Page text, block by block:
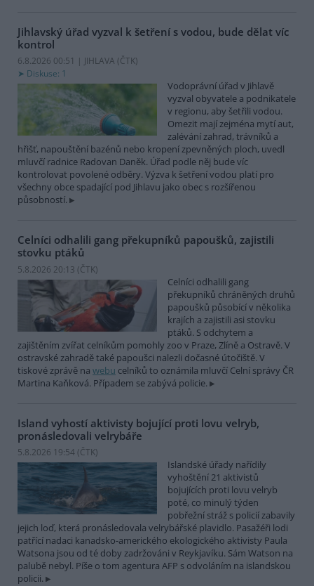
Jihlavský úřad vyzval k šetření s vodou, bude dělat víc
kontrol
6.8.2026 00:51 | JIHLAVA (ČTK)
Diskuse: 1
Vodoprávní úřad v Jihlavě
vyzval obyvatele a podnikatele
v regionu, aby šetřili vodou.
Omezit mají zejména mytí aut,
zalévání zahrad, trávníků a
hřišť, napouštění bazénů nebo kropení zpevněných ploch, uvedl
mluvčí radnice Radovan Daněk. Úřad podle něj bude víc
kontrolovat povolené odběry. Výzva k šetření vodou platí pro
všechny obce spadající pod Jihlavu jako obec s rozšířenou
působností.
Celníci odhalili gang překupníků papoušků, zajistili
stovku ptáků
5.8.2026 20:13 (ČTK)
Celníci odhalili gang
překupníků chráněných druhů
papoušků působící v několika
krajích a zajistili asi stovku
ptáků. S odchytem a
zajištěním zvířat celníkům pomohly zoo v Praze, Zlíně a Ostravě. V
ostravské zahradě také papoušci nalezli dočasné útočiště. V
tiskové zprávě na webu celníků to oznámila mluvčí Celní správy ČR
Martina Kaňková. Případem se zabývá policie.
Island vyhostí aktivisty bojující proti lovu velryb,
pronásledovali velrybáře
5.8.2026 19:54 (ČTK)
Islandské úřady nařídily
vyhoštění 21 aktivistů
bojujících proti lovu velryb
poté, co minulý týden
pobřežní stráž s policií zabavily
jejich loď, která pronásledovala velrybářské plavidlo. Pasažéři lodi
patřící nadaci kanadsko-amerického ekologického aktivisty Paula
Watsona jsou od té doby zadržováni v Reykjavíku. Sám Watson na
palubě nebyl. Píše o tom agentura AFP s odvoláním na islandskou
policii.